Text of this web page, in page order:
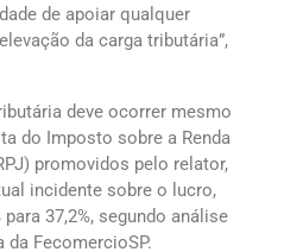
de apoiar qualquer
da carga tributária”,
deve ocorrer mesmo
do Imposto sobre a Renda
promovidos pelo relator,
incidente sobre o lucro,
37,2%, segundo análise
FecomercioSP.